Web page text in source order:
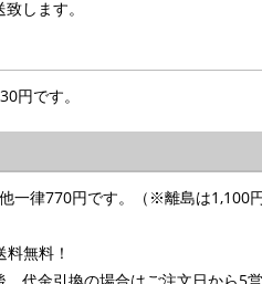
します。
円です。
一律770円です。（※離島は1,100
無料！